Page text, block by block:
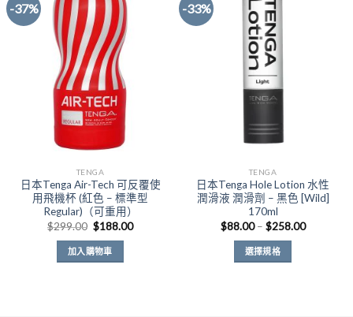
-37%
TENGA
日本Tenga Air-Tech 可反覆使
用飛機杯 (紅色 – 標準型
Regular)（可重用）
$299.00 原
始
價
格：
$299.00。
$188.00目
加入購物車
-33%
TENGA
日本Tenga Hole Lotion 水性
潤滑液 潤滑劑 – 黑色 [Wild]
170ml
$88.00 – $258.00價
選擇規格